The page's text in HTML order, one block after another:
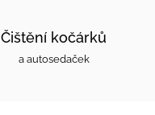
Čištění kočárků
a autosedaček